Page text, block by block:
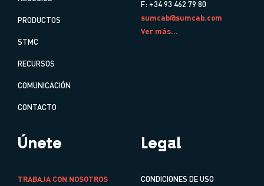
PRODUCTOS
STMC
RECURSOS
COMUNICACIÓN
CONTACTO
F: +34 93 462 79 80
sumcab@sumcab.com
Ver más...
Únete
TRABAJA CON NOSOTROS
Legal
CONDICIONES DE USO